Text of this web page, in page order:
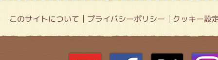
このサイトについて プライバシーポリシー クッキー設